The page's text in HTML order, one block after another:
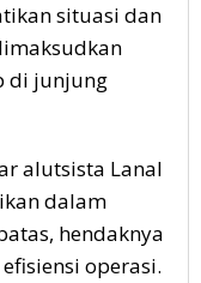
situasi dan
di junjung
alutsista Lanal
dalam
hendaknya
operasi.